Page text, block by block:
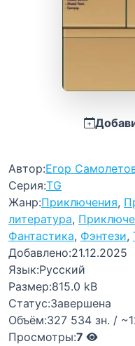
Автор:Егор
Серия:TG
Жанр:Приключения,
литература,
Фантастика, Фэнтези,
Добавлено:21.12.2025
Язык:Русский
Размер:815.0 kB
Статус:Завершена
Объём:327 534 зн. /
Просмотры:7